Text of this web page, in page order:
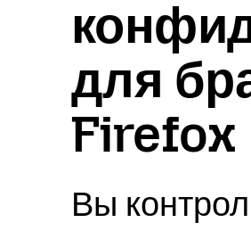
для
Firefox
Вы